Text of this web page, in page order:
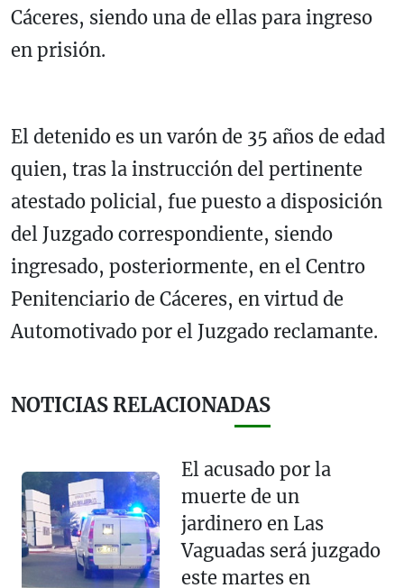
Cáceres, siendo una de ellas para ingreso
en prisión.
El detenido es un varón de 35 años de edad
quien, tras la instrucción del pertinente
atestado policial, fue puesto a disposición
del Juzgado correspondiente, siendo
ingresado, posteriormente, en el Centro
Penitenciario de Cáceres, en virtud de
Automotivado por el Juzgado reclamante.
NOTICIAS RELACIONADAS
El acusado por la
muerte de un
jardinero en Las
Vaguadas será juzgado
este martes en